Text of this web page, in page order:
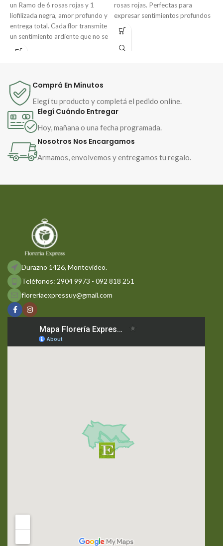
un Ramo de 6 rosas rojas y 1
liofilizada negra, amor profundo y
entrega total. Cada flor transmite
un sentimiento ardiente que no se
esconde ni se apaga.
misterio y la transformación. Un
detalle que perdura en el tiempo.
Un ramo que no solo se ve: se
siente.
rosas rojas. Perfectas para
expresar sentimientos profundos
y románticos
Comprá En Minutos
Elegí tu producto y completá el pedido online.
Elegí Cuándo Entregar
Hoy, mañana o una fecha programada.
Nosotros Nos Encargamos
Armamos, envolvemos y entregamos tu regalo.
Durazno 1426, Montevideo.
Teléfonos: 2904 9973 - 092 818 251
floreriaexpressuy@gmail.com